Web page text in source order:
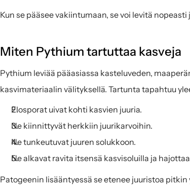
Kun se pääsee vakiintumaan, se voi levitä
Miten Pythium tartuttaa kasveja
Pythium leviää pääasiassa kasteluveden,
kasvimateriaalin välityksellä. Tartunta tapahtuu
Elosporat uivat kohti kasvien juuria.
Ne kiinnittyvät herkkiin juurikarvoihin.
Ne tunkeutuvat juuren solukkoon.
Ne alkavat ravita itsensä kasvisoluilla ja
Patogeenin lisääntyessä se etenee juuristoa